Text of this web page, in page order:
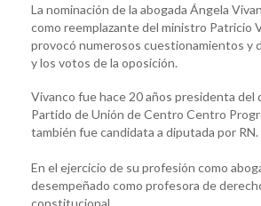
La nominación de la abogada Ángela
como reemplazante del ministro Patricio
provocó numerosos cuestionamientos y
y los votos de la oposición.
Vivanco fue hace 20 años presidenta del
Partido de Unión de Centro Centro
también fue candidata a diputada por RN.
En el ejercicio de su profesión como
desempeñado como profesora de
constitucional.